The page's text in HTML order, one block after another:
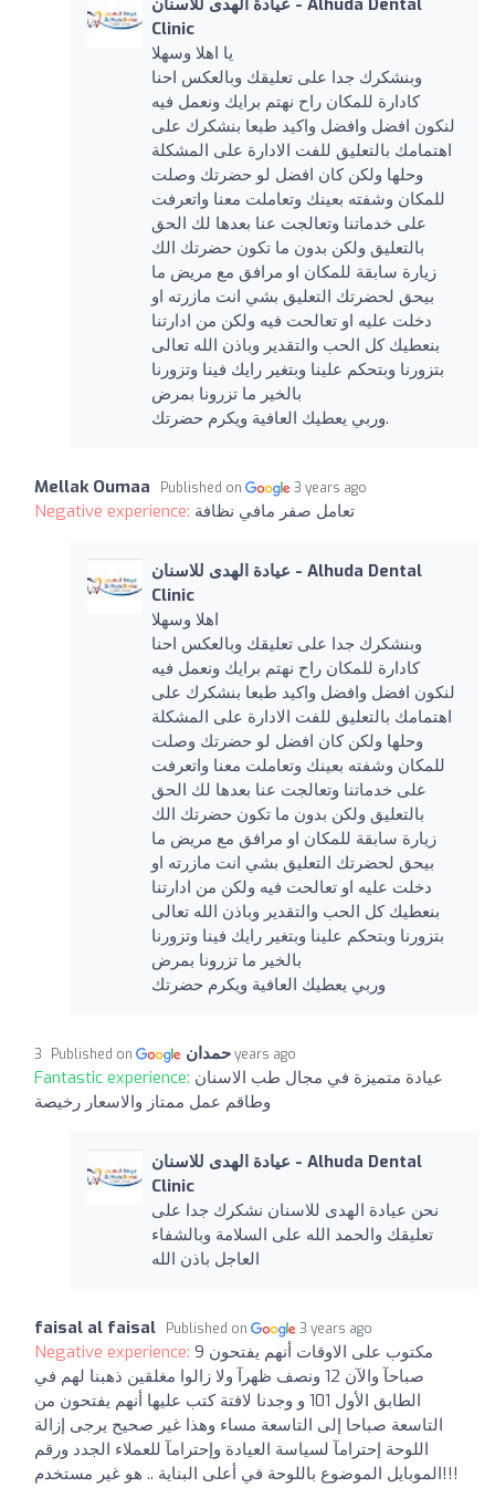
Clinic
يا اهلا وسهلا
وبنشكرك جدا على تعليقك وبالعكس احنا
كادارة للمكان راح نهتم برايك ونعمل فيه
لنكون افضل وافضل واكيد طبعا بنشكرك على
اهتمامك بالتعليق للفت الادارة على المشكلة
وحلها ولكن كان افضل لو حضرتك وصلت
للمكان وشفته بعينك وتعاملت معنا واتعرفت
على خدماتنا وتعالجت عنا بعدها لك الحق
بالتعليق ولكن بدون ما تكون حضرتك الك
زيارة سابقة للمكان او مرافق مع مريض ما
بيحق لحضرتك التعليق بشي انت مازرته او
دخلت عليه او تعالحت فيه ولكن من ادارتنا
بنعطيك كل الحب والتقدير وباذن الله تعالى
بتزورنا وبتحكم علينا وبتغير رايك فينا وتزورنا
بالخير ما تزرونا بمرض
وربي يعطيك العافية ويكرم حضرتك.
Mellak Oumaa Published on 3 years ago
Negative experience: تعامل صفر مافي نظافة
عيادة الهدى للاسنان - Alhuda Dental
Clinic
اهلا وسهلا
وبنشكرك جدا على تعليقك وبالعكس احنا
كادارة للمكان راح نهتم برايك ونعمل فيه
لنكون افضل وافضل واكيد طبعا بنشكرك على
اهتمامك بالتعليق للفت الادارة على المشكلة
وحلها ولكن كان افضل لو حضرتك وصلت
للمكان وشفته بعينك وتعاملت معنا واتعرفت
على خدماتنا وتعالجت عنا بعدها لك الحق
بالتعليق ولكن بدون ما تكون حضرتك الك
زيارة سابقة للمكان او مرافق مع مريض ما
بيحق لحضرتك التعليق بشي انت مازرته او
دخلت عليه او تعالحت فيه ولكن من ادارتنا
بنعطيك كل الحب والتقدير وباذن الله تعالى
بتزورنا وبتحكم علينا وبتغير رايك فينا وتزورنا
بالخير ما تزرونا بمرض
وربي يعطيك العافية ويكرم حضرتك
حمدان Published on 3 years ago
Fantastic experience: عيادة متميزة في مجال طب الاسنان
وطاقم عمل ممتاز والاسعار رخيصة
عيادة الهدى للاسنان - Alhuda Dental
Clinic
نحن عيادة الهدى للاسنان نشكرك جدا على
تعليقك والحمد الله على السلامة وبالشفاء
العاجل باذن الله
faisal al faisal Published on 3 years ago
Negative experience: مكتوب على الاوقات أنهم يفتحون 9
صباحآ والآن 12 ونصف ظهرآ ولا زالوا مغلقين ذهبنا لهم في
الطابق الأول 101 و وجدنا لافتة كتب عليها أنهم يفتحون من
التاسعة صباحا إلى التاسعة مساء وهذا غير صحيح يرجى إزالة
اللوحة إحترامآ لسياسة العيادة وإحترامآ للعملاء الجدد ورقم
الموبايل الموضوع باللوحة في أعلى البناية .. هو غير مستخدم!!!